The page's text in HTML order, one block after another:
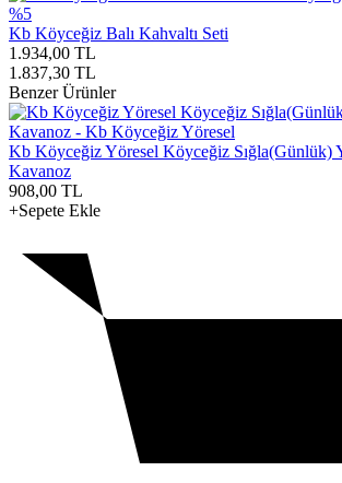
%5
Kb Köyceğiz Balı Kahvaltı Seti
1.934,00 TL
1.837,30 TL
Benzer Ürünler
Kb Köyceğiz Yöresel Köyceğiz Sığla(Günlük)
Kavanoz
908,00 TL
+Sepete Ekle